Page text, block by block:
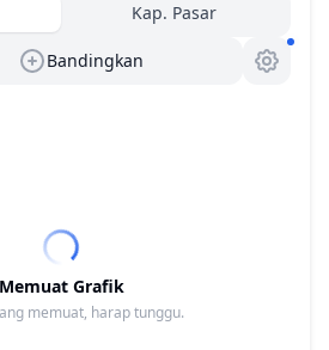
Kap. Pasar
Bandingkan
Memuat Grafik
memuat, harap tunggu.